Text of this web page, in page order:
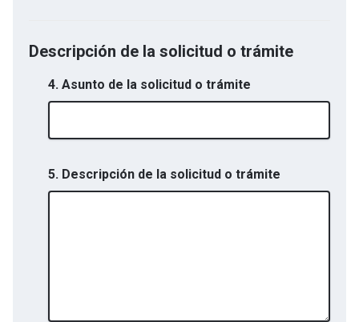
Descripción de la solicitud o trámite
4. Asunto de la solicitud o trámite
5. Descripción de la solicitud o trámite